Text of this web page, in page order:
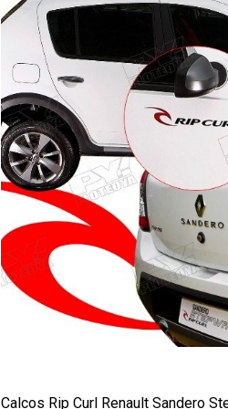
Calcos Rip Curl Renault Sandero